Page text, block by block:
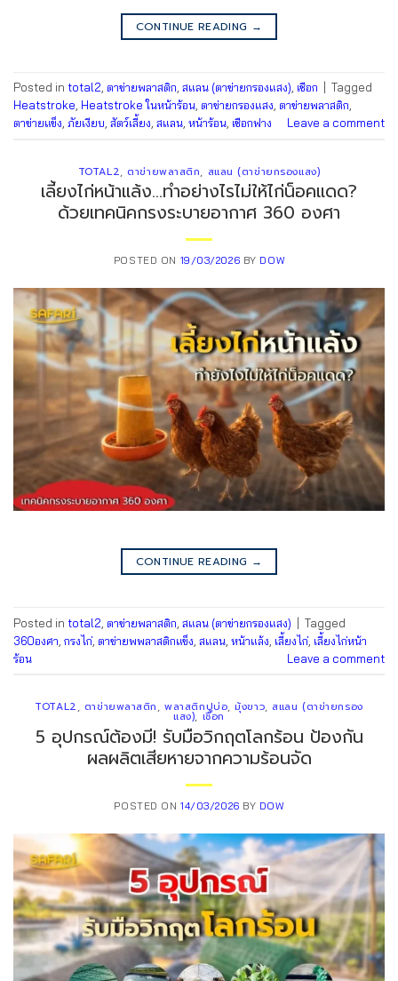
CONTINUE READING →
Posted in total2 ตาข่ายพลาสติก สแลน (ตาข่ายกรองแสง) เชือก
Tagged
Heatstroke Heatstroke ในหน้าร้อน ตาข่ายกรองแสง ตาข่ายพลาสติก
ตาข่ายแข็ง ภัยเงียบ สัตว์เลี้ยง สแลน หน้าร้อน เชือกฟาง Leave a comment
TOTAL2, ตาข่ายพลาสติก, สแลน (ตาข่ายกรองแสง)
เลี้ยงไก่หน้าแล้ง…ทำอย่างไรไม่ให้ไก่น็อคแดด?
ด้วยเทคนิคกรงระบายอากาศ 360 องศา
POSTED ON 19/03/2026 BY DOW
CONTINUE READING →
Posted in total2 ตาข่ายพลาสติก สแลน (ตาข่ายกรองแสง) | Tagged
360องศา กรงไก่ ตาข่ายพพลาสติกแข็ง สแลน หน้าแล้ง เลี้ยงไก่ เลี้ยงไก่หน้า
ร้อน
Leave a comment
TOTAL2, ตาข่ายพลาสติก,พลาสติกปูบ่อ,มุ้งขาว, สแลน (ตาข่ายกรอง
แสง), เชือก
5 อุปกรณ์ต้องมี! รับมือวิกฤตโลกร้อน ป้องกัน
ผลผลิตเสียหายจากความร้อนจัด
POSTED ON14/03/2026 BY DOW